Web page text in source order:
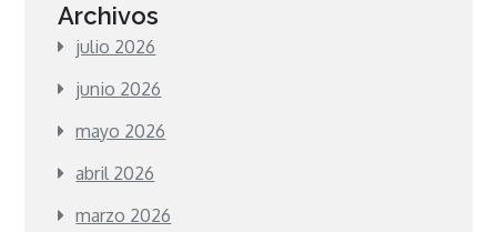
Archivos
julio 2026
junio 2026
mayo 2026
abril 2026
marzo 2026